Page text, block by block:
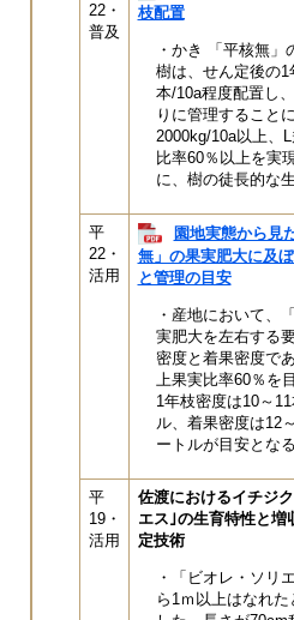
22・
普及
枝配置
・かき 「平核無」
樹は、せん定後の1
本/10a程度配置し
りに管理すること
2000kg/10a以上、
比率60％以上を実
に、樹の徒長的な
平
22・
活用
園地実態から見
無」の果実肥大に及
と管理の目安
・産地において、
実肥大を左右する
密度と着果密度で
上果実比率60％を
1年枝密度は10～
ル、着果密度は12
ートルが目安となる
平
19・
活用
佐渡におけるイチジ
エス｣の生育特性と増
定技術
・「ビオレ・ソリ
ら1ｍ以上はなれ